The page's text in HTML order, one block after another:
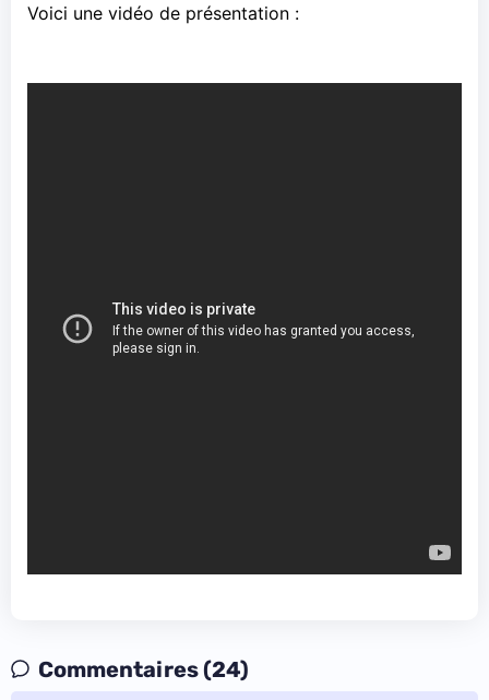
Voici une vidéo de présentation :
Commentaires (24)